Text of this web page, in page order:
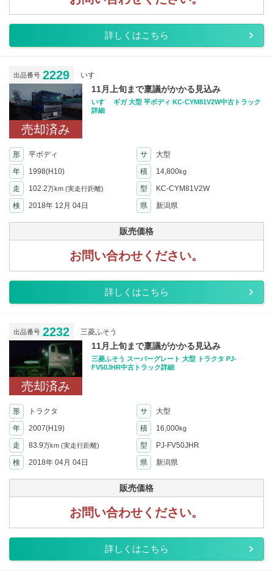
詳しくはこちら
出品番号 2229 いすゞ
売却済み
11月上旬まで稟議がかかる見込み
いすゞ ギガ 大型 平ボディ KC-CYM81V2W中古トラック
詳細
形 平ボディ サ
大型
年
1998(H10) 積 14,800kg
走 102.2万km (実走行距離) 型
KC-CYM81V2W
検
2018年 12月 04日 県 新潟県
販売価格
お問い合わせください。
詳しくはこちら
出品番号 2232 三菱ふそう
売却済み
11月上旬まで稟議がかかる見込み
三菱ふそう スーパーグレート 大型 トラクタ PJ-
FV50JHR中古トラック詳細
形 トラクタ サ
大型
年
2007(H19) 積 16,000kg
走 83.9万km (実走行距離) 型
PJ-FV50JHR
検
2018年 04月 04日 県 新潟県
販売価格
お問い合わせください。
詳しくはこちら